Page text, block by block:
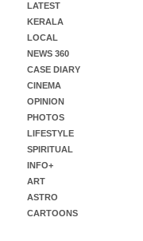
LATEST
KERALA
LOCAL
NEWS 360
CASE DIARY
CINEMA
OPINION
PHOTOS
LIFESTYLE
SPIRITUAL
INFO+
ART
ASTRO
CARTOONS